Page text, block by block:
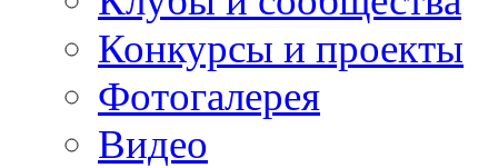
Конкурсы и проекты
Фотогалерея
Видео